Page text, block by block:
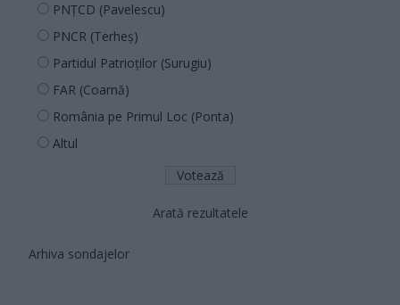
PNȚCD (Pavelescu)
PNCR (Terheș)
Partidul Patrioților (Surugiu)
FAR (Coarnă)
România pe Primul Loc (Ponta)
Altul
Arată rezultatele
Arhiva sondajelor